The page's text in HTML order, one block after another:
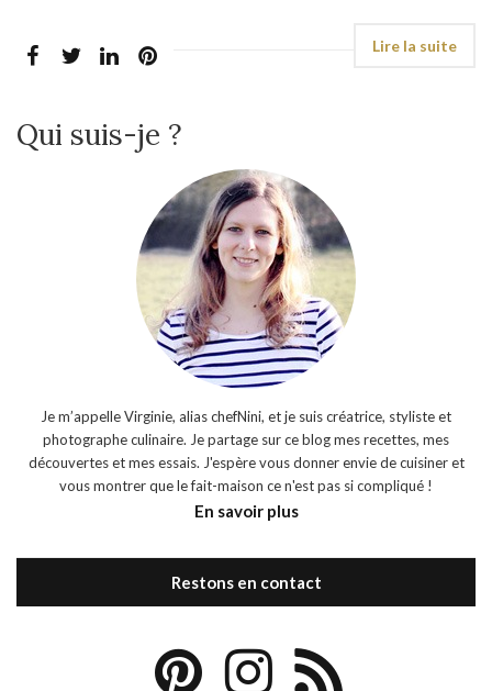
Qui suis-je ?
Je m’appelle Virginie, alias chefNini, et je suis créatrice, styliste et
photographe culinaire. Je partage sur ce blog mes recettes, mes
découvertes et mes essais. J'espère vous donner envie de cuisiner et
vous montrer que le fait-maison ce n'est pas si compliqué !
En savoir plus
Restons en contact